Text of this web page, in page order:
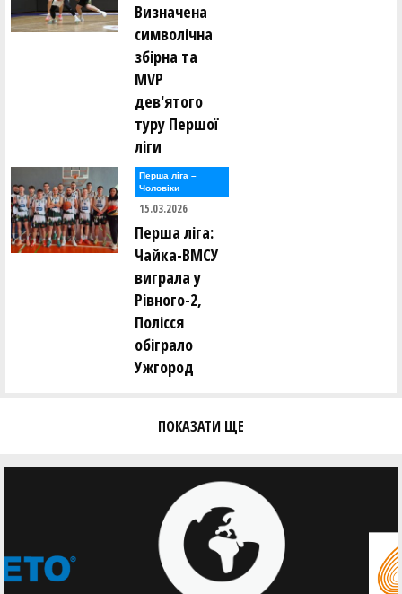
Визначена
символічна
збірна та
MVP
дев'ятого
туру Першої
ліги
Перша лiга –
Чоловiки
15.03.2026
Перша ліга:
Чайка-ВМСУ
виграла у
Рівного-2,
Полісся
обіграло
Ужгород
ПОКАЗАТИ ЩЕ